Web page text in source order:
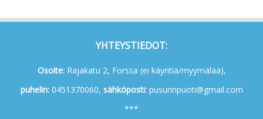
YHTEYSTIEDOT:
Osoite:Rajakatu 2, Forssa (ei käyntiä/myymälää),
puhelin:0451370060, sähköposti:pusurinpuoti@gmail.com
***